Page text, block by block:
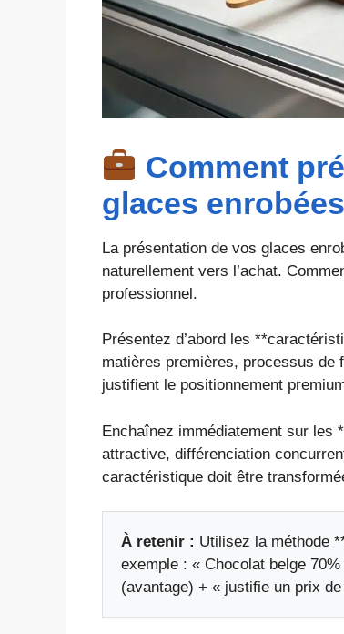
Comment
glaces enrobées
La présentation de vos glaces
naturellement vers l’achat.
professionnel.
Présentez d’abord les
matières premières, processus de
justifient le positionnement
Enchaînez immédiatement sur les
attractive, différenciation
caractéristique doit être
À retenir : Utilisez la méthode
exemple : « Chocolat belge
(avantage) + « justifie un prix